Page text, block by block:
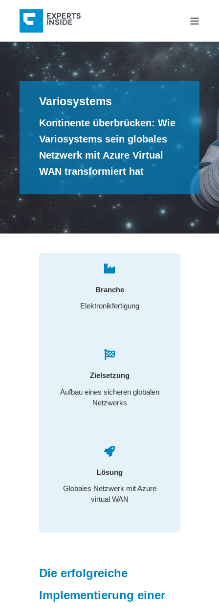
Variosystems
Kontinente überbrücken: Wie
Variosystems sein globales
Netzwerk mit Azure Virtual
WAN transformiert hat
Branche
Elektronikfertigung
Zielsetzung
Aufbau eines sicheren globalen
Netzwerks
Lösung
Globales Netzwerk mit Azure
virtual WAN
Die erfolgreiche
Implementierung einer